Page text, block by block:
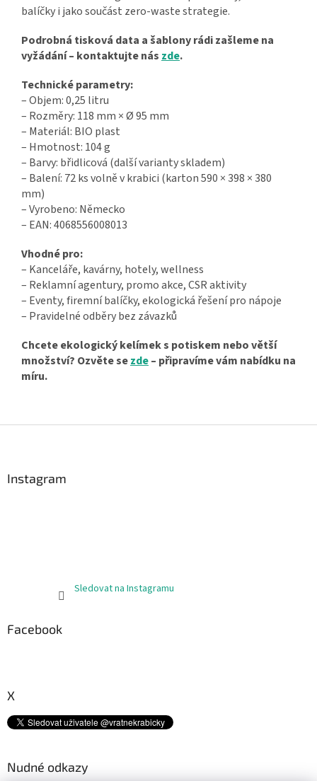
balíčky i jako součást zero-waste strategie.
Podrobná tisková data a šablony rádi zašleme na
vyžádání – kontaktujte nás zde.
Technické parametry:
– Objem: 0,25 litru
– Rozměry: 118 mm × Ø 95 mm
– Materiál: BIO plast
– Hmotnost: 104 g
– Barvy: břidlicová (další varianty skladem)
– Balení: 72 ks volně v krabici (karton 590 × 398 × 380
mm)
– Vyrobeno: Německo
– EAN: 4068556008013
Vhodné pro:
– Kanceláře, kavárny, hotely, wellness
– Reklamní agentury, promo akce, CSR aktivity
– Eventy, firemní balíčky, ekologická řešení pro nápoje
– Pravidelné odběry bez závazků
Chcete ekologický kelímek s potiskem nebo větší
množství? Ozvěte sezde– připravíme vám nabídku na
míru.
Instagram
Sledovat na Instagramu
Facebook
X
Nudné odkazy